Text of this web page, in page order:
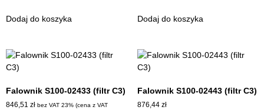
Dodaj do koszyka Dodaj do koszyka
Falownik S100-02433 (filtr C3)
846,51 zł bez VAT 23% (cena z VAT
Falownik S100-02443 (filtr C3)
876,44 zł